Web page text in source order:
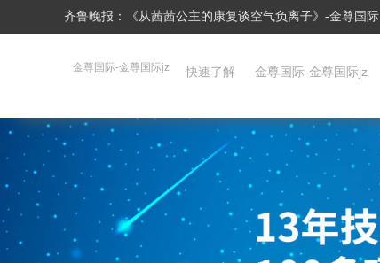
齐鲁晚报：《从茜茜公主的康复谈空气负离子》-金尊国际
金尊国际-金尊国际jz 快速了解 金尊国际-金尊国际jz